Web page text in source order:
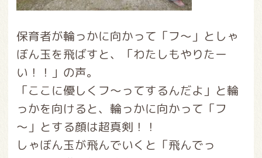
保育者が輪っかに向かって「フ～」としゃ
ぼん玉を飛ばすと、「わたしもやりたー
い！！」の声。
「ここに優しくフ～ってするんだよ」と輪
っかを向けると、輪っかに向かって「フ
～」とする顔は超真剣！！
しゃぼん玉が飛んでいくと「飛んでっ